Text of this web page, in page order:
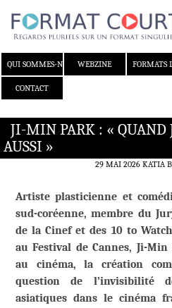
QUI SOMMES-NOUS ?WEBZINE FORMATS
CONTACT
JI-MIN PARK : « QUAND
AUSSI »
29 MAI 2026 KATIA
Artiste plasticienne et
sud-coréenne, membre du
de la Cinef et des 10 to
au Festival de Cannes, Ji-
au cinéma, la création
question de l’invisibilité
asiatiques dans le cinéma